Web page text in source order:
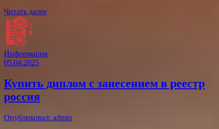
Читать далее
Информация
05.04.2025
Купить диплом с занесением в реестр
россия
Опубликовал: admin